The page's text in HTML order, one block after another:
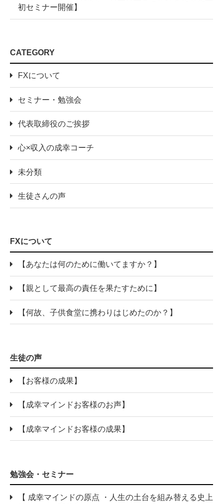
初セミナー開催】
CATEGORY
FXについて
セミナー・勉強会
代表取締役のご挨拶
心×収入の成幸コーチ
未分類
生徒さんの声
FXについて
【あなたは何のために働いてますか？】
【親として最高の責任を果たすために】
【何故、子供食堂に携わりはじめたのか？】
生徒の声
【お客様の成果】
【成幸マインドお客様のお声】
【成幸マインドお客様の成果】
勉強会・セミナー
【 成幸マインドの原点 ・人生の土台を組み替える史上